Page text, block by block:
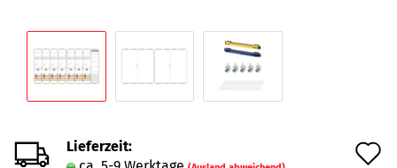
Lieferzeit: